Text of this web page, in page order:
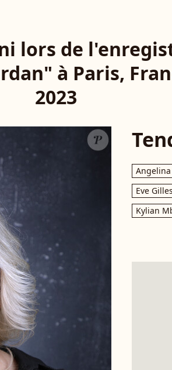
lors de
à Paris,
2023
Angelina
Eve
Kylian